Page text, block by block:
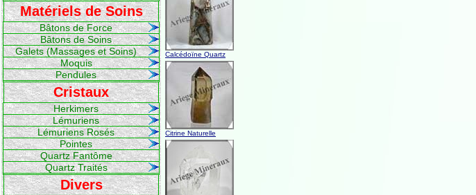
Matériels de Soins
Bâtons de Force
Bâtons de Soins
Galets (Massages et Soins)
Moquis
Pendules
Cristaux
Herkimers
Lémuriens
Lémuriens Rosés
Pointes
Quartz Fantôme
Quartz Traités
Divers
Calcédoïne Quartz
Citrine Naturelle